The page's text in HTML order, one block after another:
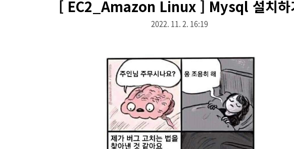
[ EC2_Amazon Linux ] Mysql 설치하
2022. 11. 2. 16:19